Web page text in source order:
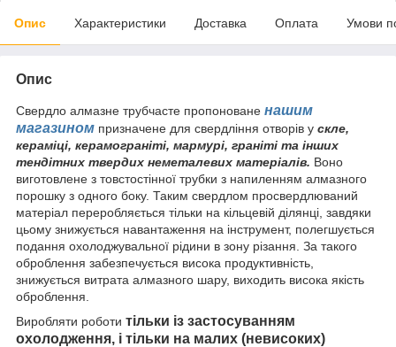
Опис Характеристики Доставка Оплата Умови
Опис
Свердло алмазне трубчасте пропоноване нашим
магазином призначене для свердління отворів у скле,
кераміці, керамограніті, мармурі, граніті та інших
тендітних твердих неметалевих матеріалів. Воно
виготовлене з товстостінної трубки з напиленням алмазного
порошку з одного боку. Таким свердлом просвердлюваний
матеріал переробляється тільки на кільцевій ділянці, завдяки
цьому знижується навантаження на інструмент, полегшується
подання охолоджувальної рідини в зону різання. За такого
оброблення забезпечується висока продуктивність,
знижується витрата алмазного шару, виходить висока якість
оброблення.
Виробляти роботи тільки із застосуванням
охолодження, і тільки на малих (невисоких)